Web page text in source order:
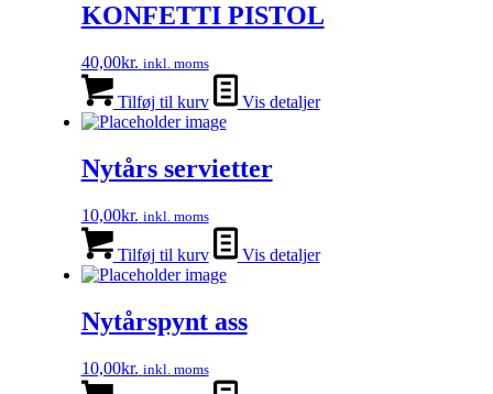
KONFETTI PISTOL
40,00kr. inkl. moms
Tilføj til kurv Vis detaljer
Nytårs servietter
10,00kr. inkl. moms
Tilføj til kurv Vis detaljer
Nytårspynt ass
10,00kr. inkl. moms